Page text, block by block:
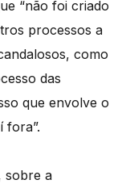
“não foi criado
processos a
como
das
que envolve o
fora”.
sobre a